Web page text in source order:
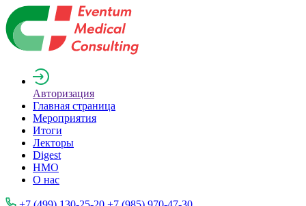
Авторизация
Главная страница
Мероприятия
Итоги
Лекторы
Digest
НМО
О нас